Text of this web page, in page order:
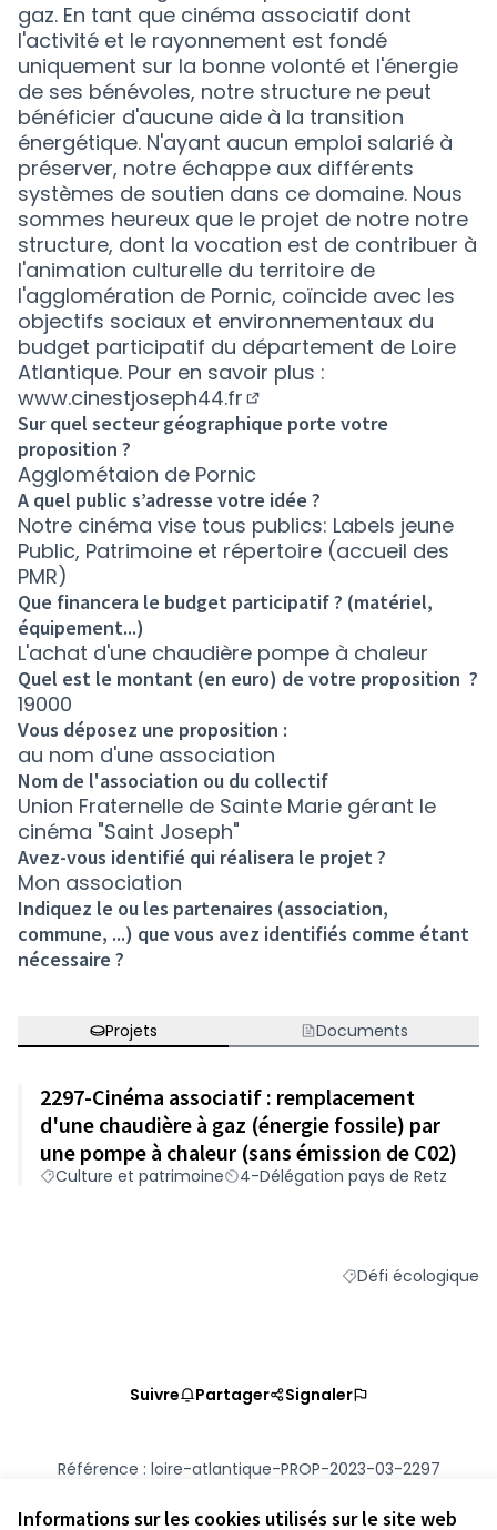
Informations sur les cookies utilisés sur le site web
gaz. En tant que cinéma associatif dont
l'activité et le rayonnement est fondé
uniquement sur la bonne volonté et l'énergie
de ses bénévoles, notre structure ne peut
bénéficier d'aucune aide à la transition
énergétique. N'ayant aucun emploi salarié à
préserver, notre échappe aux différents
systèmes de soutien dans ce domaine. Nous
sommes heureux que le projet de notre notre
structure, dont la vocation est de contribuer à
l'animation culturelle du territoire de
l'agglomération de Pornic, coïncide avec les
objectifs sociaux et environnementaux du
budget participatif du département de Loire
Atlantique. Pour en savoir plus :
www.cinestjoseph44.fr
(Nouvelle fenêtre)
Sur quel secteur géographique porte votre
proposition ?
Agglométaion de Pornic
A quel public s’adresse votre idée ?
Notre cinéma vise tous publics: Labels jeune
Public, Patrimoine et répertoire (accueil des
PMR)
Que financera le budget participatif ? (matériel,
équipement...)
L'achat d'une chaudière pompe à chaleur
Quel est le montant (en euro) de votre proposition ?
19000
Vous déposez une proposition :
au nom d'une association
Nom de l'association ou du collectif
Union Fraternelle de Sainte Marie gérant le
cinéma "Saint Joseph"
Avez-vous identifié qui réalisera le projet ?
Mon association
Indiquez le ou les partenaires (association,
commune, ...) que vous avez identifiés comme étant
nécessaire ?
Projets Documents
2297-Cinéma associatif : remplacement
d'une chaudière à gaz (énergie fossile) par
une pompe à chaleur (sans émission de C02)
Culture et patrimoine 4-Délégation pays de Retz
Filtrer les résultats
Défi écologique
Suivre Partager Signaler
Référence : loire-atlantique-PROP-2023-03-2297
Vérifiez l'empreinte numérique